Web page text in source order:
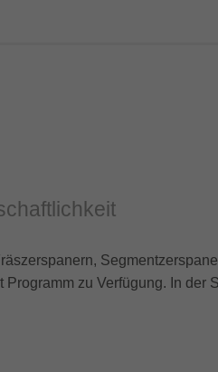
zu Verfügung. In der